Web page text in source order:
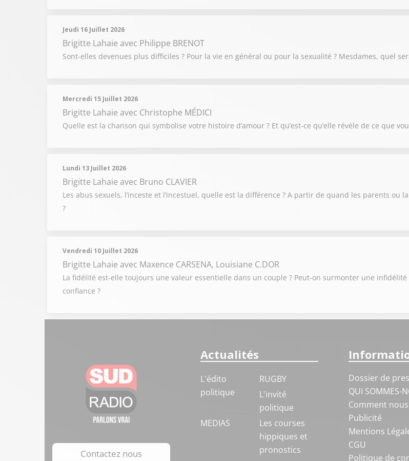
Jeudi 16 Juillet 2026
Brigitte Lahaie avec Philippe BRENOT
Sont-elles devenues plus difficiles ? Pour la vie en général ou pour la sexualité ? Mesdames, quel
Mercredi 15 Juillet 2026
Brigitte Lahaie avec Christophe MÉDICI
Quelle est la chanson qui symbolise votre histoire d’amour ? Et qu’est-ce qu’elle révèle de ce que
Lundi 13 Juillet 2026
Brigitte Lahaie avec Bruno CLAVIER
Les abus sexuels, l’inceste et l’incestuel, quelle est la différence ? A partir de quand les parents ou
?
Vendredi 10 Juillet 2026
Brigitte Lahaie avec Maxence CARSENA, Louisiane C.DOR
La fidélité est-elle toujours une valeur essentielle dans un couple ? Peut-on surmonter une
confiance ?
Contactez nous
Actualités
L'édito
politique
RUGBY
L'invité
politique
MEDIAS
Les courses
hippiques et
pronostics
Dossier de
QUI SOMMES-
Comment
Publicité
Mentions
CGU
Politique de